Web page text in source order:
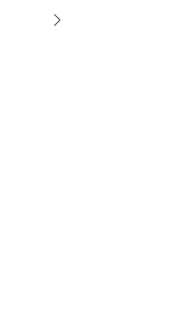
Echosline Total One –